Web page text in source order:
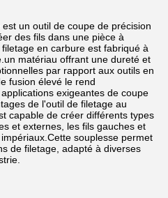
un outil de coupe de précision
des fils dans une pièce à
en carbure est fabriqué à
matériau offrant une dureté et
par rapport aux outils en
fusion élevé le rend
exigeantes de coupe
de l'outil de filetage au
capable de créer différents types
et externes, les fils gauches et
souplesse permet
de filetage, adapté à diverses